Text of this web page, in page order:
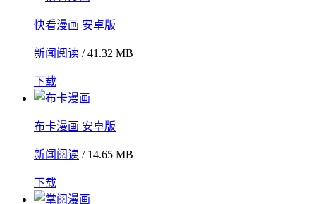
快看漫画 安卓版
新闻阅读 / 41.32 MB
下载
布卡漫画 安卓版
新闻阅读 / 14.65 MB
下载